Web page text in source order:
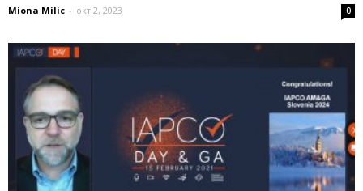
Miona Milic - окт 2, 2023 0